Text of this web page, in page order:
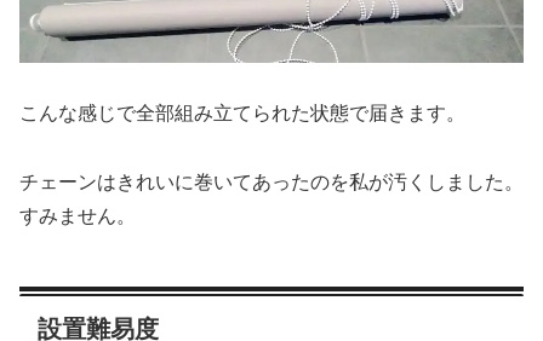
こんな感じで全部組み立てられた状態で届きます。
チェーンはきれいに巻いてあったのを私が汚くしました。
すみません。
設置難易度